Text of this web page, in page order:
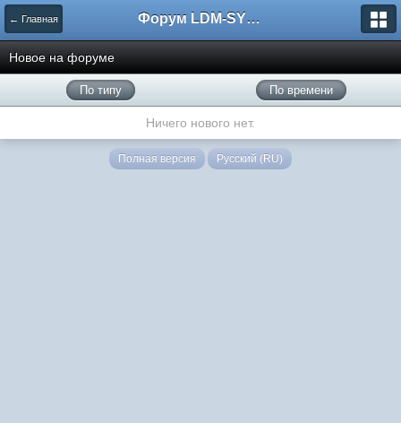
← Главная Форум LDM-SYSTEMS
Новое на форуме
По типу По времени
Ничего нового нет.
Полная версия Русский (RU)